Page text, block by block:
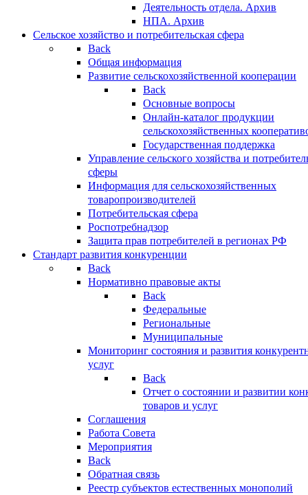
Деятельность отдела. Архив
НПА. Архив
Сельское хозяйство и потребительская сфера
Back
Общая информация
Развитие сельскохозяйственной кооперации
Back
Основные вопросы
Онлайн-каталог продукции
сельскохозяйственных
Государственная поддержка
Управление сельского хозяйства и
сферы
Информация для сельскохозяйственных
товаропроизводителей
Потребительская сфера
Роспотребнадзор
Защита прав потребителей в регионах РФ
Стандарт развития конкуренции
Back
Нормативно правовые акты
Back
Федеральные
Региональные
Муниципальные
Мониторинг состояния и развития
услуг
Back
Отчет о состоянии и развитии
товаров и услуг
Соглашения
Работа Совета
Мероприятия
Back
Обратная связь
Реестр субъектов естественных монополий